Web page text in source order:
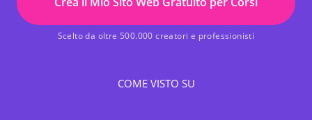
Scelto da oltre 500.000 creatori e professionisti
COME VISTO SU